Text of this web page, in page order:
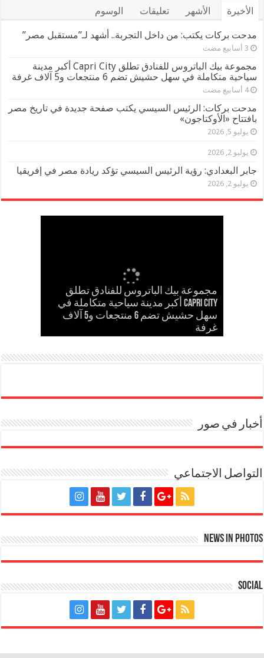
الأخيرة الأشهر تعليقات الوسوم
مدحت بركات يكتب: من داخل التجربة.. أشهد لـ”مستقبل مصر”
مجموعة بيك الباتروس للفنادق تطلق Capri City أكبر مدينة
سياحية متكاملة في سهل حشيش تضم 6 منتجعات و5 آلاف غرفة
‏4 أسابيع مضت
مدحت بركات: الرئيس السيسي يكتب صفحة جديدة في تاريخ مصر
بافتتاح «الأوكتاجون»
يوليو 5, 2026
يوليو 2, 2026
جابر البغدادي: رؤية الرئيس السيسي تؤكد ريادة مصر في إفريقيا
يوليو 2, 2026
مجموعة بيك الباتروس للفنادق تطلق
Capri City أكبر مدينة سياحية متكاملة في
سهل حشيش تضم 6 منتجعات و5 آلاف
غرفة
مدحت بركات يكتب: كلمة حق في حسام
حسن
مدحت بركات يستقبل الشيخ كامل مطر
في لقاء ودي حاشد بمنشية القناطر
بحضور قيادات القبائل والعائلات المصرية
إسلام حشاد وإبراهيم حشاد يخطفان
الأنظار بتصميم عالمي ارتدته سلمى عادل
في مهرجان كان
Cinema Track أول منصة رقمية لرصد
إيرادات السينما المصرية
أخبار في صور
التواصل الاجتماعي
News in Photos
Social